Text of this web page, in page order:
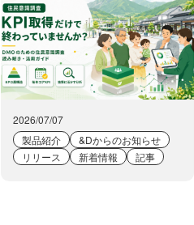
2026/07/07
製品紹介
&Dからのお知らせ
リリース
新着情報 記事